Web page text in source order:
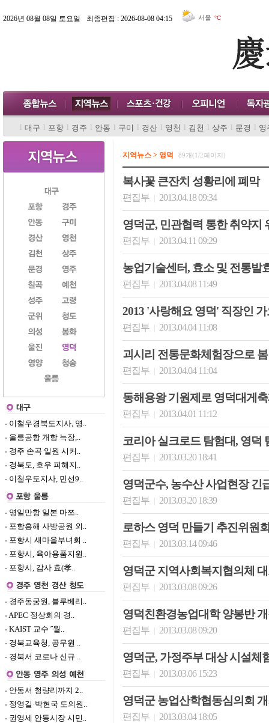
2026년 08월 08일 토요일 최종편집 : 2026-08-08 04:15 서울 °C
l 대구 l 포항 l 경주 l 안동 l 구미 l 경산 l 영천 l 김천 l 상주 l 문경 l 영
이철우경북도지사, 영..
울릉공항 개항 늑장,..
경주 손곡 일원 시커..
경북도, 호우 피해지..
이철우도지사, 민선9..
영일만항 일본 마쯔..
포항흥해 사방공원 외..
포항시 새마을부녀회 ..
포항시, 육아용품지원..
포항시, 감사 효(孝..
경주동궁원, 블루베리..
APEC 정상회의 경..
KAIST 교수 ˝월..
경북교육청, 공무원 ..
경북서 코로나 신규 ..
안동서 청량리까지 2..
정영길·박현국 도의원..
권영세 안동시장 시민..
지역뉴스 > 영덕 89개(1/2페이지)
복사꽃 큰잔치 성황리에 폐막
편집부 | 2013.04.18 09:34
영덕군, 민관협력 통한 취약지
편집부 | 2013.04.11 09:29
농업기술센터, 효소 및 전통발
편집부 | 2013.04.08 11:49
2013 '사랑해요 영덕' 직장인
편집부 | 2013.04.04 11:08
괴시리 전통문화체험장으로
편집부 | 2013.04.04 11:04
동해용왕 기원제로 영덕대게
편집부 | 2013.04.01 11:12
코리아 실크로드 탐험대, 영덕
편집부 | 2013.03.20 18:41
영덕군수, 농수산 사업현장 긴
편집부 | 2013.03.20 18:39
로하스 영덕 만들기 추진위원
편집부 | 2013.03.14 09:46
영덕군 지역사회복지협의체
편집부 | 2013.03.08 09:26
영덕친환경농업대학 양봉반
편집부 | 2013.03.08 09:20
영덕군, 가정주부 대상 시설체
편집부 | 2013.03.06 15:23
영덕군 농업산학협동심의회
편집부 | 2013.03.04 18:05